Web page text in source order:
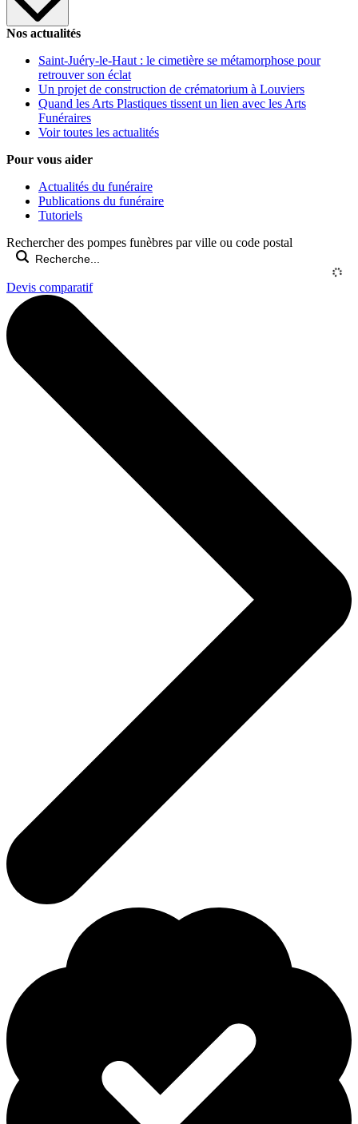
Nos actualités
Saint-Juéry-le-Haut : le cimetière se métamorphose pour
retrouver son éclat
Un projet de construction de crématorium à Louviers
Quand les Arts Plastiques tissent un lien avec les Arts
Funéraires
Voir toutes les actualités
Pour vous aider
Actualités du funéraire
Publications du funéraire
Tutoriels
Rechercher des pompes funèbres par ville ou code postal
Devis comparatif